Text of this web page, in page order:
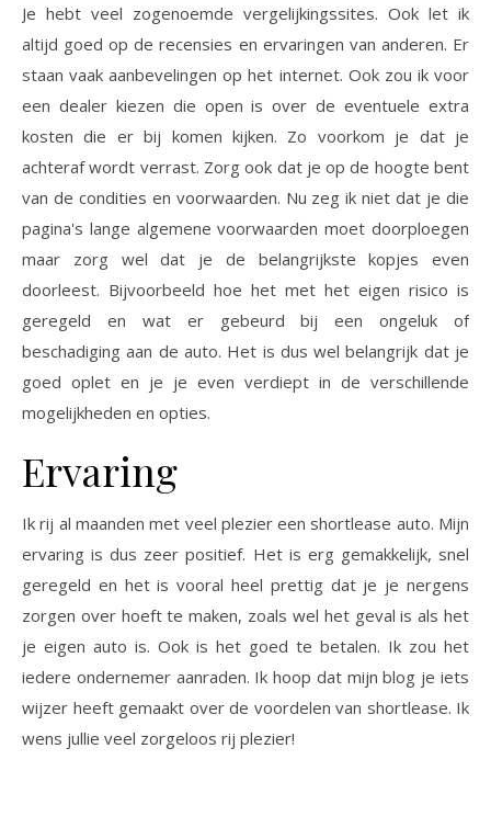
Je hebt veel zogenoemde vergelijkingssites. Ook let ik
altijd goed op de recensies en ervaringen van anderen. Er
staan vaak aanbevelingen op het internet. Ook zou ik voor
een dealer kiezen die open is over de eventuele extra
kosten die er bij komen kijken. Zo voorkom je dat je
achteraf wordt verrast. Zorg ook dat je op de hoogte bent
van de condities en voorwaarden. Nu zeg ik niet dat je die
pagina's lange algemene voorwaarden moet doorploegen
maar zorg wel dat je de belangrijkste kopjes even
doorleest. Bijvoorbeeld hoe het met het eigen risico is
geregeld en wat er gebeurd bij een ongeluk of
beschadiging aan de auto. Het is dus wel belangrijk dat je
goed oplet en je je even verdiept in de verschillende
mogelijkheden en opties.
Ervaring
Ik rij al maanden met veel plezier een shortlease auto. Mijn
ervaring is dus zeer positief. Het is erg gemakkelijk, snel
geregeld en het is vooral heel prettig dat je je nergens
zorgen over hoeft te maken, zoals wel het geval is als het
je eigen auto is. Ook is het goed te betalen. Ik zou het
iedere ondernemer aanraden. Ik hoop dat mijn blog je iets
wijzer heeft gemaakt over de voordelen van shortlease. Ik
wens jullie veel zorgeloos rij plezier!